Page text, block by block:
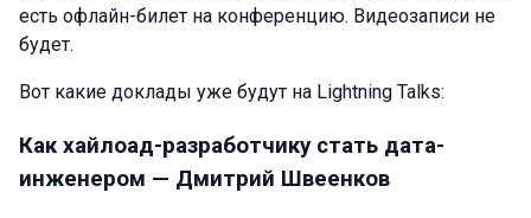
есть офлайн-билет на конференцию. Видеозаписи не
будет.
Вот какие доклады уже будут на Lightning Talks:
Как хайлоад-разработчику стать дата-
инженером — Дмитрий Швеенков